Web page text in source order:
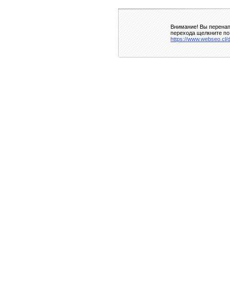
Внимание! Вы
перехода щелкните
https://www.webseo.cl/